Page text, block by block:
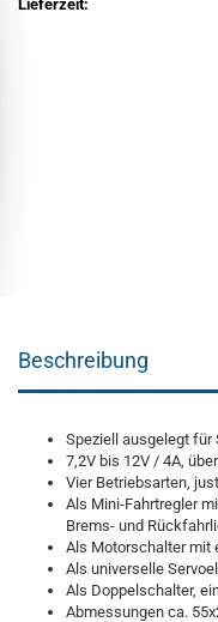
Lieferzeit:
Beschreibung
Speziell ausgelegt für
7,2V bis 12V / 4A,
Vier Betriebsarten,
Als Mini-Fahrtregler
Brems- und
Als Motorschalter mit
Als universelle
Als Doppelschalter,
Abmessungen ca.